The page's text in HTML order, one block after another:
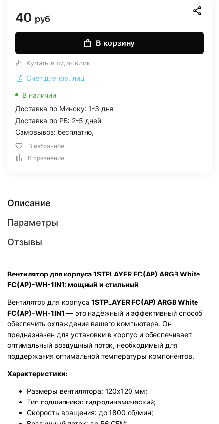
40 руб
В корзину
Купить в один клик
Счет для юр. лиц
В наличии
Доставка по Минску: 1-3 дня
Доставка по РБ: 2-5 дней
Самовывоз: бесплатно,
В избранное
В сравнение
Описание
Параметры
Отзывы
Вентилятор для корпуса 1STPLAYER FC(AP) ARGB White
FC(AP)-WH-1IN1: мощный и стильный
Вентилятор для корпуса 1STPLAYER FC(AP) ARGB White
FC(AP)-WH-1IN1 — это надёжный и эффективный способ
обеспечить охлаждение вашего компьютера. Он
предназначен для установки в корпус и обеспечивает
оптимальный воздушный поток, необходимый для
поддержания оптимальной температуры компонентов.
Характеристики:
Размеры вентилятора: 120x120 мм;
Тип подшипника: гидродинамический;
Скорость вращения: до 1800 об/мин;